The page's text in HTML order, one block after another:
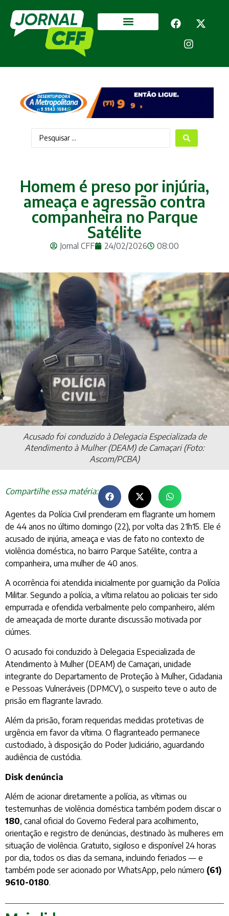
Homem é preso por injúria,
ameaça e agressão contra
companheira no Parque
Satélite
Jornal CFF 24/02/2026 08:00
Acusado foi conduzido à Delegacia Especializada de
Atendimento à Mulher (DEAM) de Camaçari (Foto:
Ascom/PCBA)
Compartilhe essa matéria:
Agentes da Polícia Civil prenderam em flagrante um homem
de 44 anos no último domingo (22), por volta das 21h15. Ele é
acusado de injúria, ameaça e vias de fato no contexto de
violência doméstica, no bairro Parque Satélite, contra a
companheira, uma mulher de 40 anos.
A ocorrência foi atendida inicialmente por guarnição da Polícia
Militar. Segundo a polícia, a vítima relatou ao policiais ter sido
empurrada e ofendida verbalmente pelo companheiro, além
de ameaçada de morte durante discussão motivada por
ciúmes.
O acusado foi conduzido à Delegacia Especializada de
Atendimento à Mulher (DEAM) de Camaçari, unidade
integrante do Departamento de Proteção à Mulher, Cidadania
e Pessoas Vulneráveis (DPMCV), o suspeito teve o auto de
prisão em flagrante lavrado.
Além da prisão, foram requeridas medidas protetivas de
urgência em favor da vítima. O flagranteado permanece
custodiado, à disposição do Poder Judiciário, aguardando
audiência de custódia.
Disk denúncia
Além de acionar diretamente a polícia, as vítimas ou
testemunhas de violência doméstica também podem discar o
180, canal oficial do Governo Federal para acolhimento,
orientação e registro de denúncias, destinado às mulheres em
situação de violência. Gratuito, sigiloso e disponível 24 horas
por dia, todos os dias da semana, incluindo feriados — e
também pode ser acionado por WhatsApp, pelo número (61)
9610-0180.